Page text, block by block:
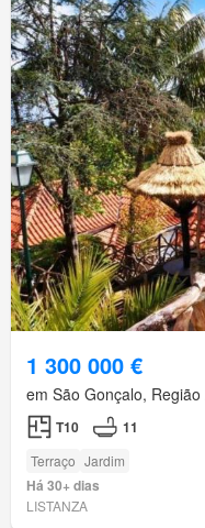
1 300 000 €
em São Gonçalo,
T10 11
Terraço Jardim
Há 30+ dias
LISTANZA